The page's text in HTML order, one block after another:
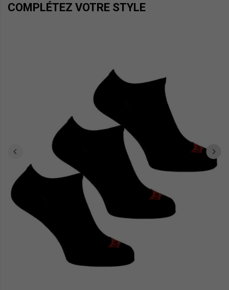
éléments avec raffinement. Pour une approche casual sophistiquée,
vestimentaire qui bouscule les conventions masculines établies.
COMPLÉTEZ VOTRE STYLE